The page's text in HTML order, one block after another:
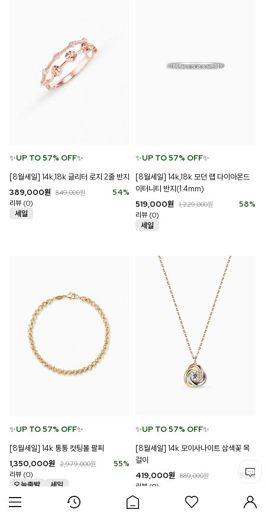
✨UP TO 57% OFF✨
[8월세일] 14k,18k 글리터 로지 2줄 반지
54%
389,000원 849,000원
리뷰 (0)
✨UP TO 57% OFF✨
[8월세일] 14k,18k 모던 랩 다이아몬드
이터니티 반지(1.4mm)
58%
519,000원 1,229,000원
리뷰 (0)
✨UP TO 57% OFF✨
[8월세일] 14k 통통 컷팅볼 팔찌
55%
1,350,000원 2,979,000원
리뷰 (0)
✨UP TO 57% OFF✨
[8월세일] 14k 모이사나이트 삼색꽃 목
걸이
53%
419,000원 889,000원
리뷰 (0)